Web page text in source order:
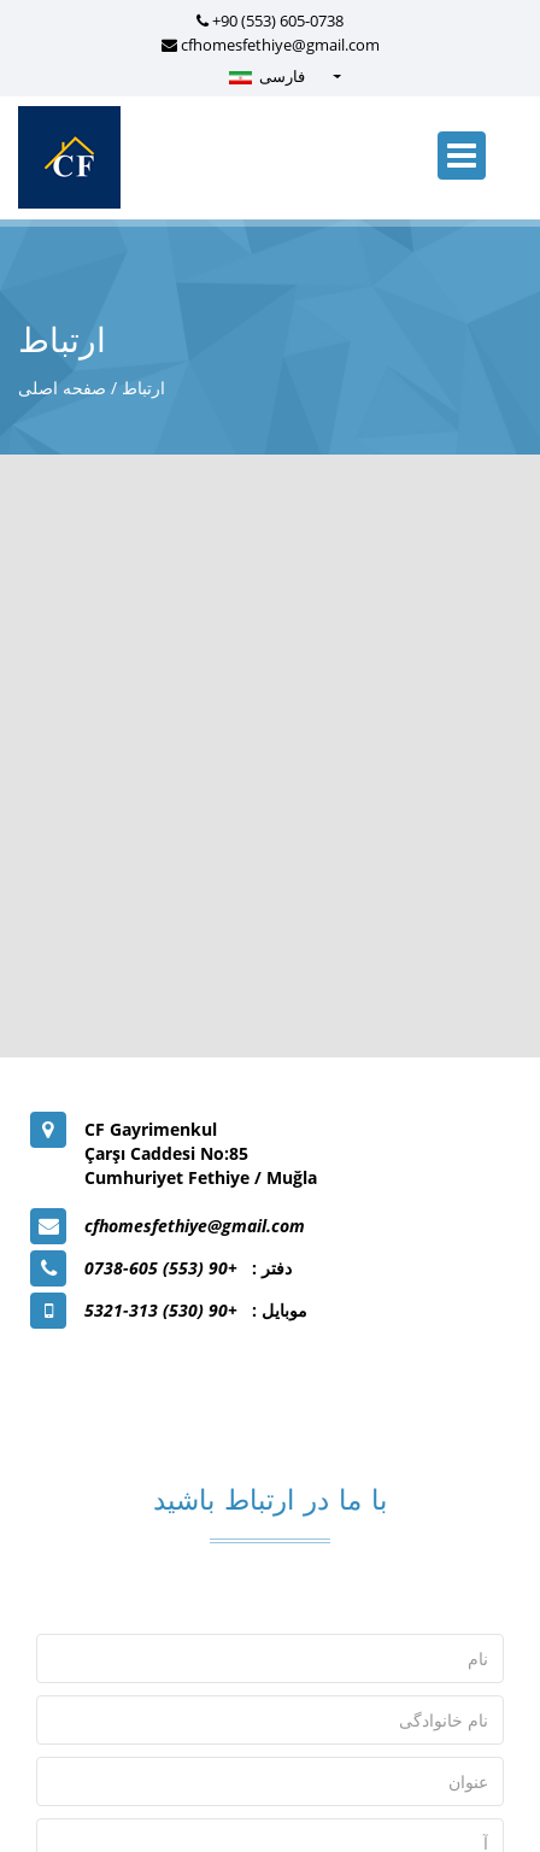
+90 (553) 605-0738
cfhomesfethiye@gmail.com
فارسی
ارتباط
صفحه اصلی ارتباط
CF Gayrimenkul
Çarşı Caddesi No:85
Cumhuriyet Fethiye / Muğla
cfhomesfethiye@gmail.com
دفتر : +90 (553) 605-0738
موبایل : +90 (530) 313-5321
با ما در ارتباط باشید